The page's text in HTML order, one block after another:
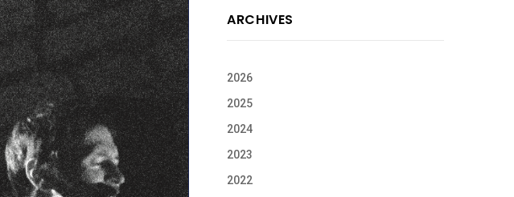
ARCHIVES
2026
2025
2024
2023
2022